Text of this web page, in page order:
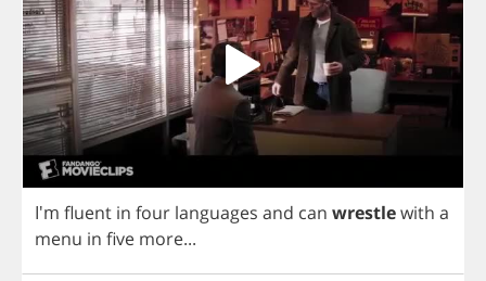
I'm fluent in four languages and can wrestlewith a
menu in five more...